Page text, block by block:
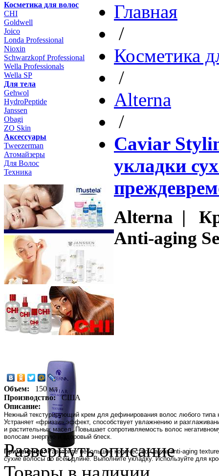
Косметика для волос
CHI
Goldwell
Joico
Londa Professional
Nioxin
Schwarzkopf Professional
Wella Professionals
Wella SP
Для тела
Gehwol
HydroPeptide
Janssen
Obagi
ZO Skin
Aксессуары
Tweezerman
Атомайзеры
Для Волос
Техника
Главная
/
Косметика
/
Altеrna
/
Caviar
укладки
Alterna |
Anti-aging
Объем:
150 мл
Производство:
США
Описание:
Нежный текстурирующий крем для дефинирования волос любого типа
Устраняет «фриззи» эффект, способствует увлажнению и
и растительных масел. Повышает сопротивляемость волос
волосам энергию и здоровый блеск.
Применения:Разотрите небольшое количество Caviar anti-aging
сухие волосы по всей длине. Выполните укладку. Используйте для
Развернуть описание